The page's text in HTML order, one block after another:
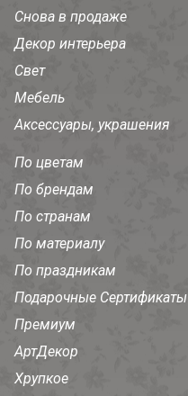
Снова в продаже
Декор интерьера
Свет
Мебель
Аксессуары, украшения
По цветам
По брендам
По странам
По материалу
По праздникам
Подарочные Сертификаты
Премиум
АртДекор
Хрупкое